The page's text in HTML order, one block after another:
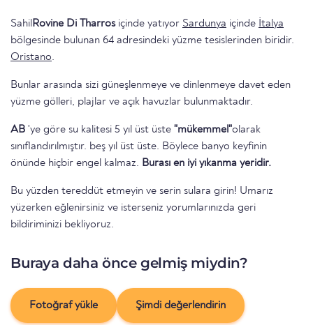
SahilRovine Di Tharrosiçinde yatıyor Sardunya içinde İtalya
bölgesinde bulunan 64 adresindeki yüzme tesislerinden biridir.
Oristano.
Bunlar arasında sizi güneşlenmeye ve dinlenmeye davet eden
yüzme gölleri, plajlar ve açık havuzlar bulunmaktadır.
AB 'ye göre su kalitesi 5 yıl üst üste "mükemmel"olarak
sınıflandırılmıştır. beş yıl üst üste. Böylece banyo keyfinin
önünde hiçbir engel kalmaz. Burası en iyi yıkanma yeridir.
Bu yüzden tereddüt etmeyin ve serin sulara girin! Umarız
yüzerken eğlenirsiniz ve isterseniz yorumlarınızda geri
bildiriminizi bekliyoruz.
Buraya daha önce gelmiş miydin?
Fotoğraf yükle Şimdi değerlendirin